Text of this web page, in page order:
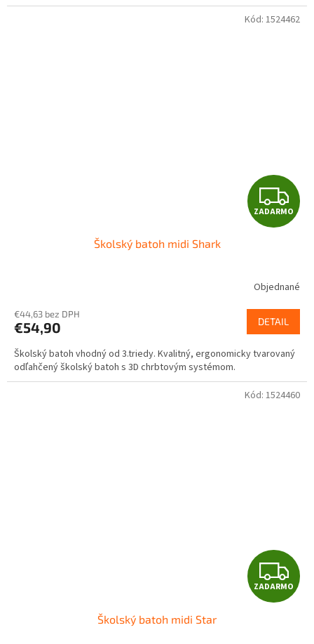
Z
A
A
R
M
ZADARMO
Školský batoh midi Shark
Objednané
€44,63 bez DPH
€54,90 DETAIL
Školský batoh vhodný od 3.triedy. Kvalitný, ergonomicky tvarovaný
odľahčený školský batoh s 3D chrbtovým systémom.
Kód: 1524462
Z
A
ZADARMO
Školský batoh midi Star
Kód: 1524460